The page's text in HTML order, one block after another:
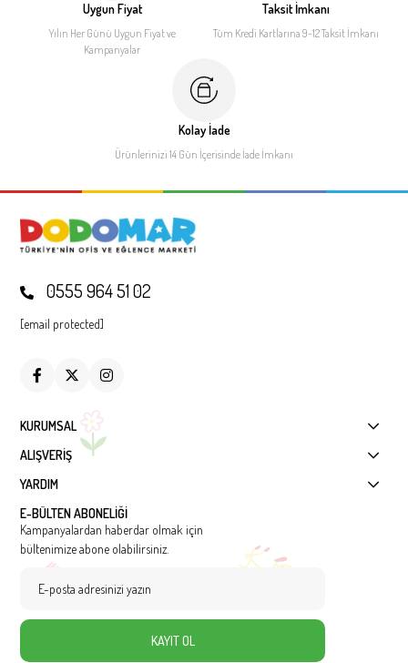
Uygun Fiyat
Yılın Her Günü Uygun Fiyatve
Kampanyalar
Taksit İmkanı
Tüm Kredi Kartlarına 9-12Taksit İmkanı
Kolay İade
Ürünlerinizi 14 Gün İçerisinde İade İmkanı
0555 964 51 02
[email protected]
KURUMSAL
ALIŞVERİŞ
YARDIM
E-BÜLTEN ABONELİĞİ
Kampanyalardan haberdar olmak için
bültenimize abone olabilirsiniz.
KAYIT OL